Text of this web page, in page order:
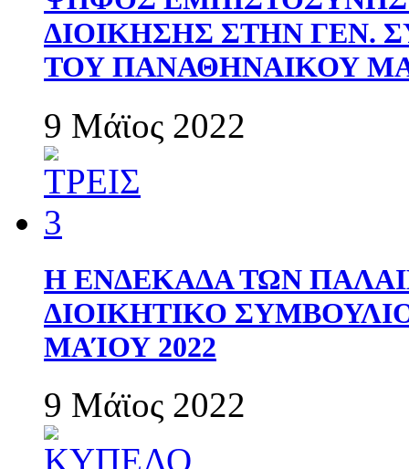
ΔΙΟΙΚΗΣΗΣ ΣΤΗΝ ΓΕΝ.
ΤΟΥ ΠΑΝΑΘΗΝΑΙΚΟΥ
9 Μάϊος 2022
Η ΕΝΔΕΚΑΔΑ ΤΩΝ
ΔΙΟΙΚΗΤΙΚΟ
ΜΑΊΟΥ 2022
9 Μάϊος 2022